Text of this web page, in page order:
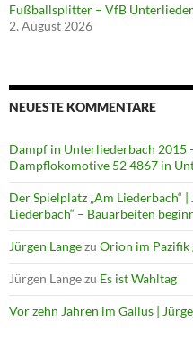
Fußballsplitter – VfB
2. August 2026
NEUESTE KOMMENTARE
Dampf in Unterliederbach 2015
Dampflokomotive 52 4867 in
Der Spielplatz „Am Liederbach“ |
Liederbach“ – Bauarbeiten
Jürgen Langezu Orion im Pazifik
Jürgen Langezu Es ist Wahltag
Vor zehn Jahren im Gallus |